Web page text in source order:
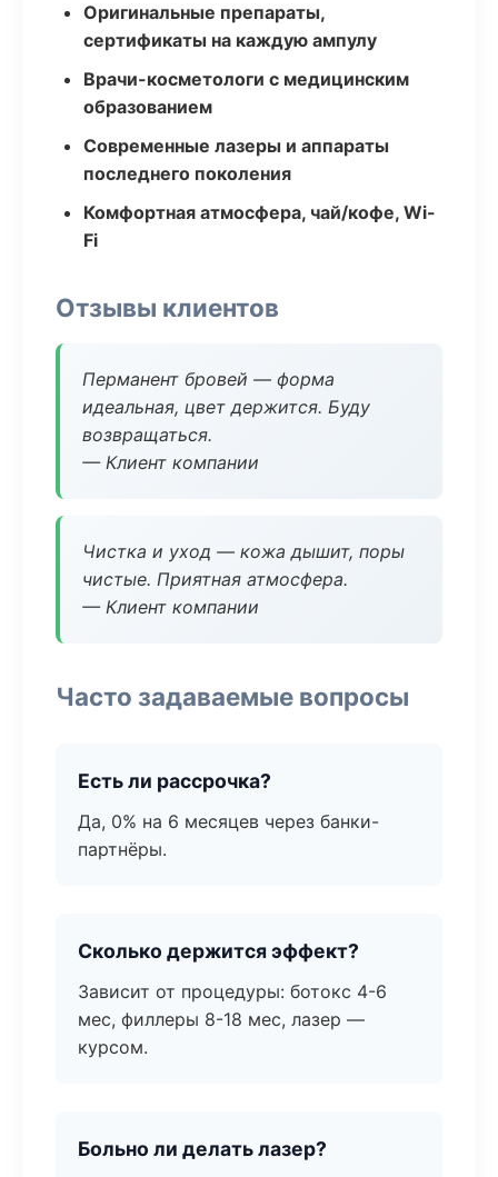
Оригинальные препараты,
сертификаты на каждую ампулу
Врачи-косметологи с медицинским
образованием
Современные лазеры и аппараты
последнего поколения
Комфортная атмосфера, чай/кофе, Wi-
Fi
Отзывы клиентов
Перманент бровей — форма
идеальная, цвет держится. Буду
возвращаться.
— Клиент компании
Чистка и уход — кожа дышит, поры
чистые. Приятная атмосфера.
— Клиент компании
Часто задаваемые вопросы
Есть ли рассрочка?
Да, 0% на 6 месяцев через банки-
партнёры.
Сколько держится эффект?
Зависит от процедуры: ботокс 4-6
мес, филлеры 8-18 мес, лазер —
курсом.
Больно ли делать лазер?